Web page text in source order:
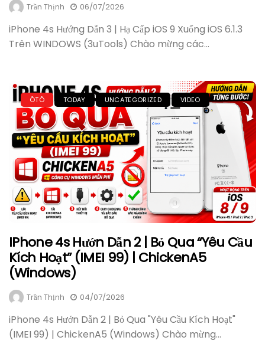
Trần Thịnh 06/07/2026
iPhone 4s Hướng Dẫn 3 | Hạ Cấp iOS 9 Xuống iOS 6.1.3
Trên WINDOWS (3uTools) Chào mừng các...
ÔTÔ TODAY UNCATEGORIZED VIDEO
IPhone 4s Hướn Dẫn 2 | Bỏ Qua “Yêu Cầu
Kích Hoạt” (IMEI 99) | ChickenA5
(Windows)
Trần Thịnh 04/07/2026
iPhone 4s Hướn Dẫn 2 | Bỏ Qua "Yêu Cầu Kích Hoạt"
(IMEI 99) | ChickenA5 (Windows) Chào mừng...